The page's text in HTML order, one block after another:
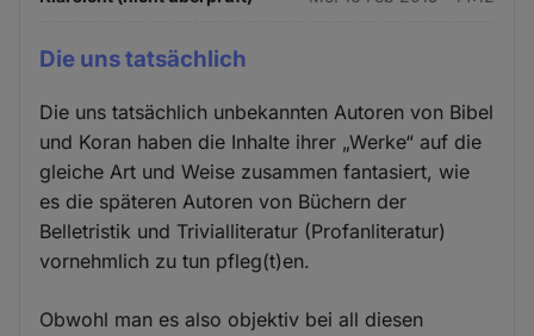
Die uns tatsächlich
Die uns tatsächlich unbekannten Autoren von Bibel
und Koran haben die Inhalte ihrer „Werke“ auf die
gleiche Art und Weise zusammen fantasiert, wie
es die späteren Autoren von Büchern der
Belletristik und Trivialliteratur (Profanliteratur)
vornehmlich zu tun pfleg(t)en.
Obwohl man es also objektiv bei all diesen